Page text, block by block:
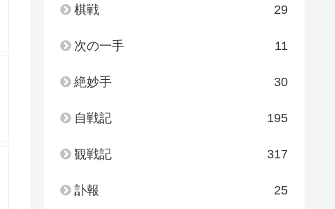
棋戦 29
次の一手 11
絶妙手 30
自戦記 195
観戦記 317
訃報 25